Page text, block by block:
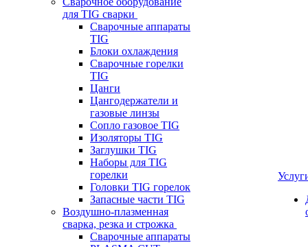
для TIG сварки
Сварочные аппараты
TIG
Блоки охлаждения
Сварочные горелки
TIG
Цанги
Цангодержатели и
газовые линзы
Сопло газовое TIG
Изоляторы TIG
Заглушки TIG
Наборы для TIG
горелки
Головки TIG горелок
Запасные части TIG
Воздушно-плазменная
сварка, резка и строжка
Сварочные аппараты